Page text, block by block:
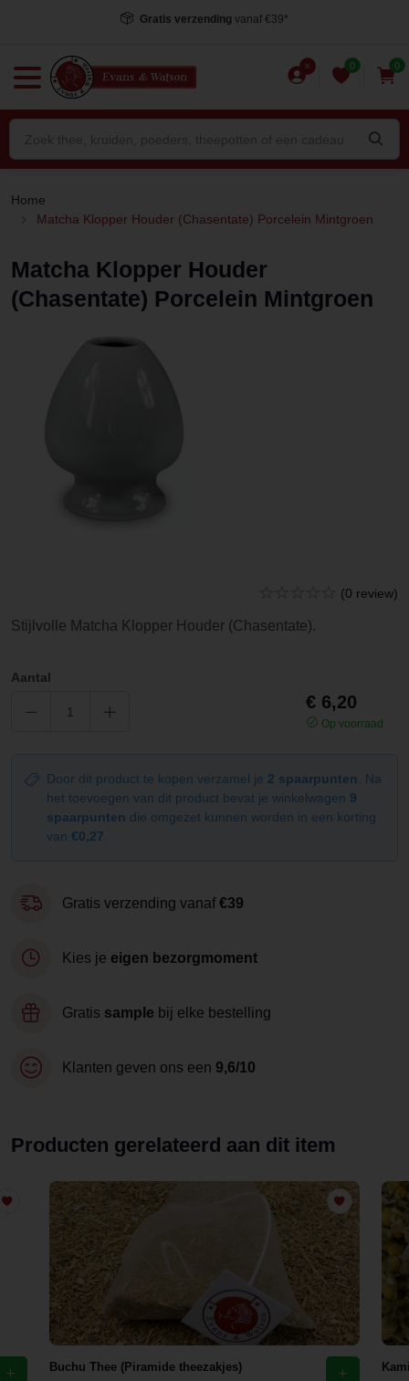
Gratis verzending vanaf €39*
0 0
Home
Matcha Klopper Houder (Chasentate) Porcelein Mintgroen
Matcha Klopper Houder
(Chasentate) Porcelein Mintgroen
(0 review)
Stijlvolle Matcha Klopper Houder (Chasentate).
Aantal
€ 6,20
Op voorraad
Door dit product te kopen verzamel je 2 spaarpunten
. Na
het toevoegen van dit product bevat je winkelwagen 9
spaarpunten die omgezet kunnen worden in een korting
van €0,27
Gratis verzending vanaf €39
Kies je eigen bezorgmoment
Gratis sample bij elke bestelling
Klanten geven ons een 9,6/10
Producten gerelateerd aan dit item
Buchu Thee (Piramide theezakjes)